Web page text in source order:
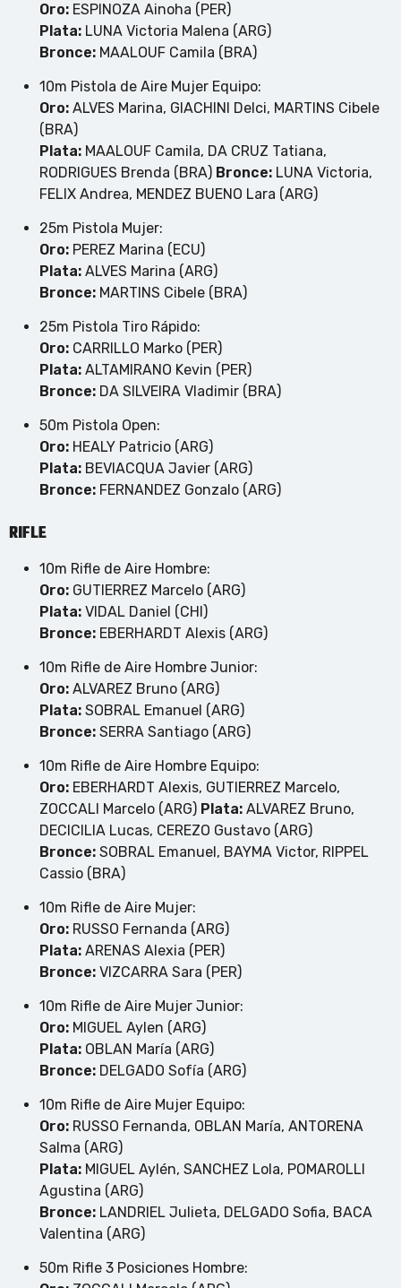
Oro: ESPINOZA Ainoha (PER)
Plata: LUNA Victoria Malena (ARG)
Bronce: MAALOUF Camila (BRA)
10m Pistola de Aire Mujer Equipo:
Oro: ALVES Marina, GIACHINI Delci, MARTINS Cibele
(BRA)
Plata: MAALOUF Camila, DA CRUZ Tatiana,
RODRIGUES Brenda (BRA) Bronce: LUNA Victoria,
FELIX Andrea, MENDEZ BUENO Lara (ARG)
25m Pistola Mujer:
Oro: PEREZ Marina (ECU)
Plata: ALVES Marina (ARG)
Bronce: MARTINS Cibele (BRA)
25m Pistola Tiro Rápido:
Oro: CARRILLO Marko (PER)
Plata: ALTAMIRANO Kevin (PER)
Bronce: DA SILVEIRA Vladimir (BRA)
50m Pistola Open:
Oro: HEALY Patricio (ARG)
Plata: BEVIACQUA Javier (ARG)
Bronce: FERNANDEZ Gonzalo (ARG)
RIFLE
10m Rifle de Aire Hombre:
Oro: GUTIERREZ Marcelo (ARG)
Plata: VIDAL Daniel (CHI)
Bronce: EBERHARDT Alexis (ARG)
10m Rifle de Aire Hombre Junior:
Oro: ALVAREZ Bruno (ARG)
Plata: SOBRAL Emanuel (ARG)
Bronce: SERRA Santiago (ARG)
10m Rifle de Aire Hombre Equipo:
Oro: EBERHARDT Alexis, GUTIERREZ Marcelo,
ZOCCALI Marcelo (ARG) Plata: ALVAREZ Bruno,
DECICILIA Lucas, CEREZO Gustavo (ARG)
Bronce: SOBRAL Emanuel, BAYMA Victor, RIPPEL
Cassio (BRA)
10m Rifle de Aire Mujer:
Oro: RUSSO Fernanda (ARG)
Plata: ARENAS Alexia (PER)
Bronce: VIZCARRA Sara (PER)
10m Rifle de Aire Mujer Junior:
Oro: MIGUEL Aylen (ARG)
Plata: OBLAN María (ARG)
Bronce: DELGADO Sofía (ARG)
10m Rifle de Aire Mujer Equipo:
Oro: RUSSO Fernanda, OBLAN María, ANTORENA
Salma (ARG)
Plata: MIGUEL Aylén, SANCHEZ Lola, POMAROLLI
Agustina (ARG)
Bronce: LANDRIEL Julieta, DELGADO Sofia, BACA
Valentina (ARG)
50m Rifle 3 Posiciones Hombre: